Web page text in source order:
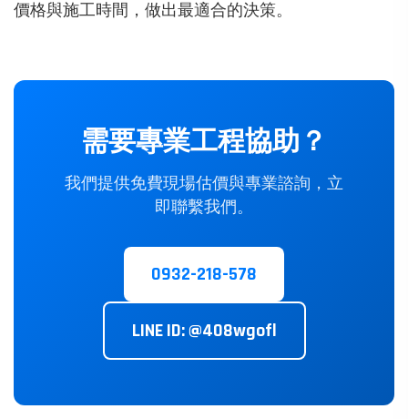
價格與施工時間，做出最適合的決策。
需要專業工程協助？
我們提供免費現場估價與專業諮詢，立
即聯繫我們。
0932-218-578
LINE ID: @408wgofl